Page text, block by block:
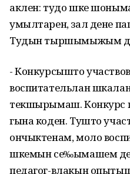
аклен: тудо шке
умылтарен, зал дене
Тудын тыршымыжым
- Конкурсышто
воспитательлан
текшырымаш.
гына коден. Тушто
ончыктенам, моло
шкемын се‰ымашем
педагог-влакын